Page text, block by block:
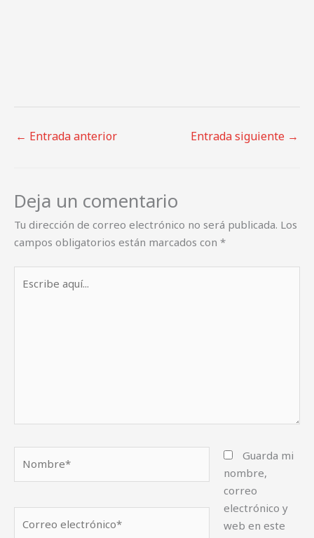
← Entrada anterior Entrada siguiente →
Deja un comentario
Tu dirección de correo electrónico no será publicada. Los
campos obligatorios están marcados con *
aquí...
electrónico*
Guarda mi
nombre,
correo
electrónico y
web en este